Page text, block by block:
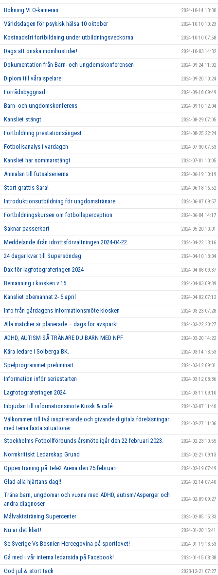
Bokning VEO-kameran 2024-10-14 13:30
Världsdagen för psykisk hälsa 10 oktober 2024-10-10 10:23
Kostnadsfri fortbildning under utbildningsveckorna 2024-10-10 07:58
Dags att önska inomhustider! 2024-10-03 14:32
Dokumentation från Barn- och ungdomskonferensen 2024-09-24 11:02
Diplom till våra spelare 2024-09-20 10:24
Förrådsbyggnad 2024-09-18 09:49
Barn- och ungdomskonferens 2024-09-10 12:04
Kansliet stängt 2024-08-29 07:05
Fortbildning prestationsångest 2024-08-25 22:24
Fotbollsanalys i vardagen 2024-07-30 07:53
Kansliet har sommarstängt 2024-07-01 10:05
Anmälan till futsalserierna 2024-06-19 10:19
Stort grattis Sara! 2024-06-18 16:52
Introduktionsutbildning för ungdomstränare 2024-06-07 09:57
Fortbildningskursen om fotbollsperception 2024-06-04 14:17
Saknar passerkort 2024-05-20 10:01
Meddelande ifrån idrottsförvaltningen 2024-04-22. 2024-04-22 13:16
24 dagar kvar till Supersöndag 2024-04-10 13:04
Dax för lagfotograferingen 2024 2024-04-08 09:37
Bemanning i kiosken v.15 2024-04-03 09:39
Kansliet obemannat 2- 5 april 2024-04-02 07:12
Info från gårdagens informationsmöte kiosken 2024-03-23 07:28
Alla matcher är planerade – dags för avspark! 2024-03-22 20:27
ADHD, AUTISM SÅ TRÄNARE DU BARN MED NPF 2024-03-20 14:22
Kära ledare i Solberga BK. 2024-03-14 13:53
Spelprogrammet preliminärt 2024-03-12 09:01
Information inför seriestarten 2024-03-12 08:36
Lagfotograferingen 2024 2024-03-11 09:10
Inbjudan till informationsmöte Kiosk & café 2024-03-07 11:40
Välkommen till två inspirerande och givande digitala föreläsningar
med tema fasta situationer
2024-02-27 11:06
Stockholms Fotbollförbunds årsmöte igår den 22 februari 2023. 2024-02-23 10:55
Normkritiskt Ledarskap Grund 2024-02-21 09:13
Öppen träning på Tele2 Arena den 25 februari 2024-02-19 07:49
Glad alla hjärtans dag!! 2024-02-14 07:40
Träna barn, ungdomar och vuxna med ADHD, autism/Asperger och
andra diagnoser
2024-02-09 09:27
Målvaktsträning Supercenter 2024-02-05 15:33
Nu är det klart! 2024-01-20 15:41
Se Sverige Vs Bosnien-Hercegovina på sportlovet! 2024-01-19 13:53
Gå med i vår interna ledarsida på Facebook! 2024-01-15 08:38
God jul & stort tack 2023-12-21 07:27